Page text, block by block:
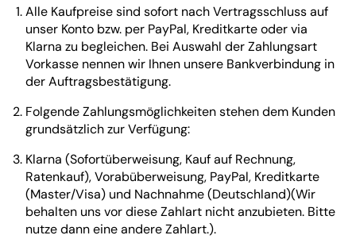
Alle Kaufpreise sind sofort nach Vertragsschluss auf
unser Konto bzw. per PayPal, Kreditkarte oder via
Klarna zu begleichen. Bei Auswahl der Zahlungsart
Vorkasse nennen wir Ihnen unsere Bankverbindung in
der Auftragsbestätigung.
Folgende Zahlungsmöglichkeiten stehen dem Kunden
grundsätzlich zur Verfügung:
Klarna (Sofortüberweisung, Kauf auf Rechnung,
Ratenkauf), Vorabüberweisung, PayPal, Kreditkarte
(Master/Visa) und Nachnahme (Deutschland)(Wir
behalten uns vor diese Zahlart nicht anzubieten. Bitte
nutze dann eine andere Zahlart.).